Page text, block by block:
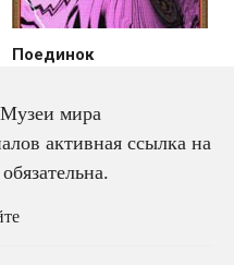
Поединок
мира
активная ссылка на